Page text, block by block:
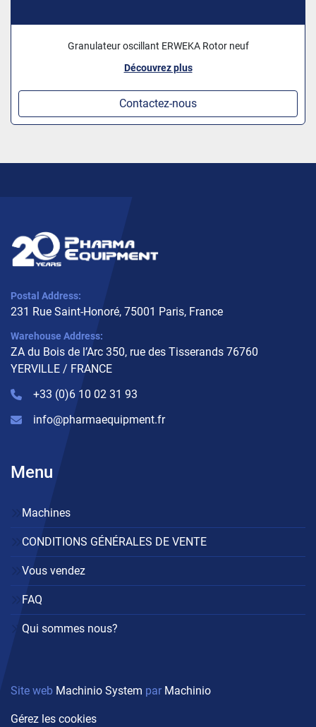
Granulateur oscillant ERWEKA Rotor neuf
Découvrez plus
Contactez-nous
Postal Address:
231 Rue Saint-Honoré, 75001 Paris, France
Warehouse Address:
ZA du Bois de l’Arc 350, rue des Tisserands 76760
YERVILLE / FRANCE
+33 (0)6 10 02 31 93
info@pharmaequipment.fr
Menu
Machines
CONDITIONS GÉNÉRALES DE VENTE
Vous vendez
FAQ
Qui sommes nous?
Site web Machinio System par Machinio
Gérez les cookies